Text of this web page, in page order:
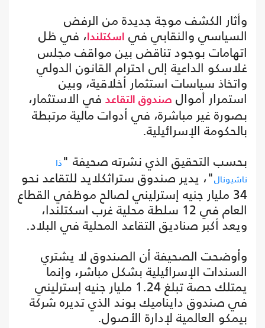
وأثار الكشف موجة جديدة من الرفض
السياسي والنقابي في اسكتلندا ، في ظل
اتهامات بوجود تناقض بين مواقف مجلس
غلاسكو الداعية إلى احترام القانون الدولي
واتخاذ سياسات استثمار أخلاقية، وبين
استمرار أموال صندوق التقاعد في الاستثمار،
بصورة غير مباشرة، في أدوات مالية مرتبطة
بالحكومة الإسرائيلية.
بحسب التحقيق الذي نشرته صحيفة "ذا
ناشيونال"، يدير صندوق ستراثكلايد للتقاعد نحو
34 مليار جنيه إسترليني لصالح موظفي القطاع
العام في 12 سلطة محلية غرب اسكتلندا،
ويعد أكبر صناديق التقاعد المحلية في البلاد.
وأوضحت الصحيفة أن الصندوق لا يشتري
السندات الإسرائيلية بشكل مباشر، وإنما
يمتلك حصة تبلغ 1.24 مليار جنيه إسترليني
في صندوق دايناميك بوند الذي تديره شركة
بيمكو العالمية لإدارة الأصول.